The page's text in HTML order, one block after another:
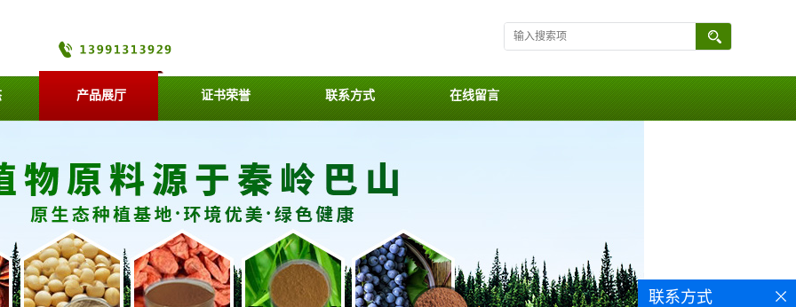
产品展厅 证书荣誉 联系方式 在线留言
联系方式